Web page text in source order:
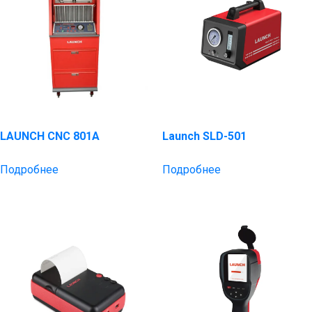
LAUNCH CNC 801A
Подробнее
Launch SLD-501
Подробнее